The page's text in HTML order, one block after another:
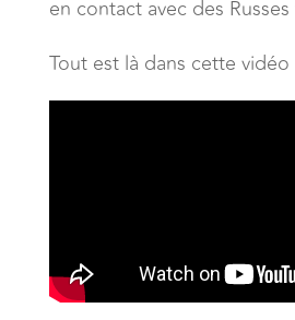
en contact avec des
Tout est là dans cette